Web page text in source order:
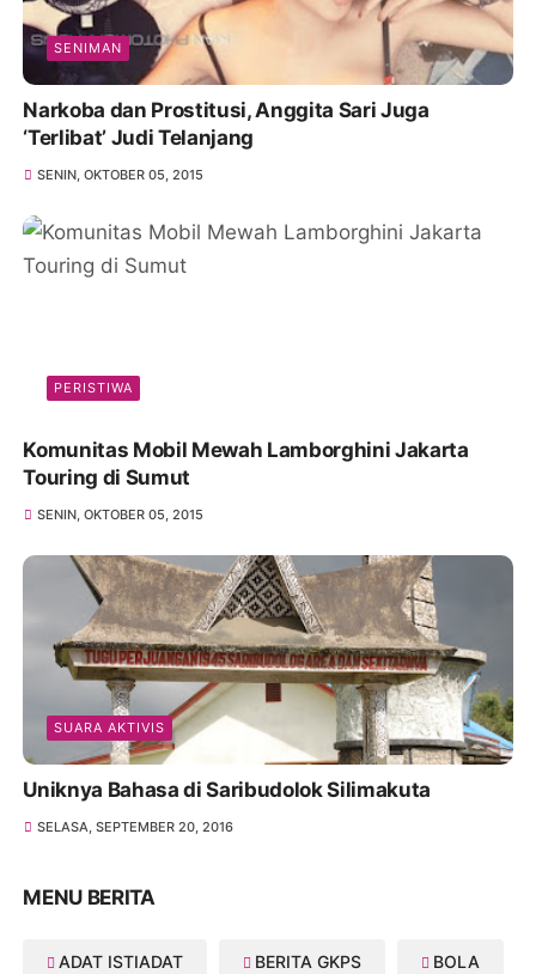
SENIMAN
Narkoba dan Prostitusi, Anggita Sari Juga
‘Terlibat’ Judi Telanjang
SENIN, OKTOBER 05, 2015
PERISTIWA
Komunitas Mobil Mewah Lamborghini Jakarta
Touring di Sumut
SENIN, OKTOBER 05, 2015
SUARA AKTIVIS
Uniknya Bahasa di Saribudolok Silimakuta
SELASA, SEPTEMBER 20, 2016
MENU BERITA
ADAT ISTIADAT BERITA GKPS BOLA